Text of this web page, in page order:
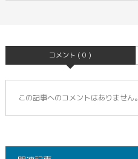
コメント ( 0 )
この記事へのコメントはありません。